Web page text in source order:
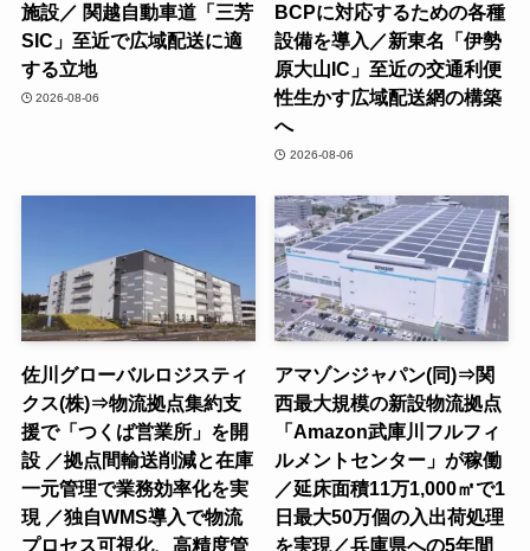
施設／ 関越自動車道「三芳
SIC」至近で広域配送に適
する立地
2026-08-06
BCPに対応するための各種
設備を導入／新東名「伊勢
原大山IC」至近の交通利便
性生かす広域配送網の構築
へ
2026-08-06
佐川グローバルロジスティ
クス(株)⇒物流拠点集約支
援で「つくば営業所」を開
設 ／拠点間輸送削減と在庫
一元管理で業務効率化を実
現 ／独自WMS導入で物流
プロセス可視化、高精度管
アマゾンジャパン(同)⇒関
西最大規模の新設物流拠点
「Amazon武庫川フルフィ
ルメントセンター」が稼働
／延床面積11万1,000㎡で1
日最大50万個の入出荷処理
を実現／兵庫県への5年間